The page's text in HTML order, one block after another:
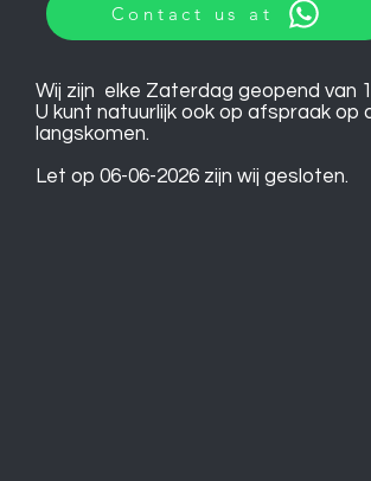
Contact us at
Wij zijn elke Zaterdag geopend van
U kunt natuurlijk ook op afspraak op
langskomen.
Let op 06-06-2026 zijn wij gesloten.